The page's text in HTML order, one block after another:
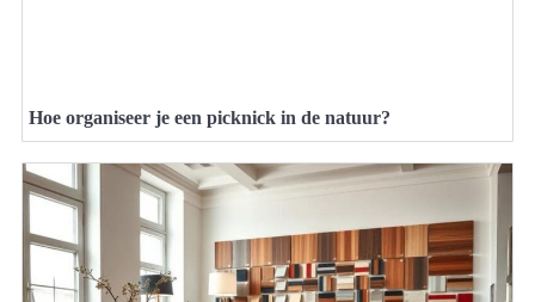
Hoe organiseer je een picknick in de natuur?